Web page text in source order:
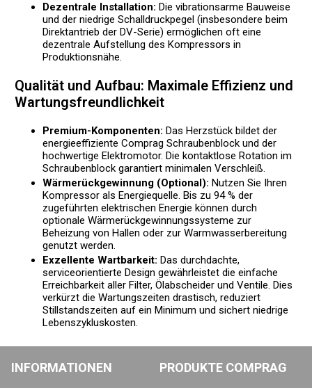
Dezentrale Installation: Die vibrationsarme Bauweise
und der niedrige Schalldruckpegel (insbesondere beim
Direktantrieb der DV-Serie) ermöglichen oft eine
dezentrale Aufstellung des Kompressors in
Produktionsnähe.
Qualität und Aufbau: Maximale Effizienz und
Wartungsfreundlichkeit
Premium-Komponenten: Das Herzstück bildet der
energieeffiziente Comprag Schraubenblock und der
hochwertige Elektromotor. Die kontaktlose Rotation im
Schraubenblock garantiert minimalen Verschleiß.
Wärmerückgewinnung (Optional): Nutzen Sie Ihren
Kompressor als Energiequelle. Bis zu 94 % der
zugeführten elektrischen Energie können durch
optionale Wärmerückgewinnungssysteme zur
Beheizung von Hallen oder zur Warmwasserbereitung
genutzt werden.
Exzellente Wartbarkeit: Das durchdachte,
serviceorientierte Design gewährleistet die einfache
Erreichbarkeit aller Filter, Ölabscheider und Ventile. Dies
verkürzt die Wartungszeiten drastisch, reduziert
Stillstandszeiten auf ein Minimum und sichert niedrige
Lebenszykluskosten.
INFORMATIONEN PRODUKTE COMPRAG